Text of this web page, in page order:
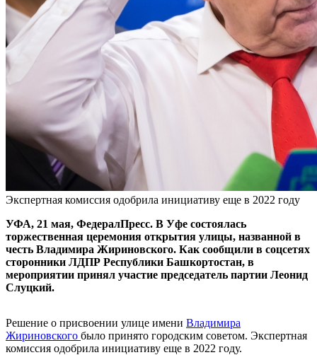
Экспертная комиссия одобрила инициативу еще в 2022 году
УФА, 21 мая, ФедералПресс. В Уфе состоялась
торжественная церемония открытия улицы, названной в
честь Владимира Жириновского. Как сообщили в соцсетях
сторонники ЛДПР Республики Башкортостан, в
мероприятии принял участие председатель партии Леонид
Слуцкий.
Решение о присвоении улице имени Владимира
Жириновского было принято городским советом. Экспертная
комиссия одобрила инициативу еще в 2022 году.